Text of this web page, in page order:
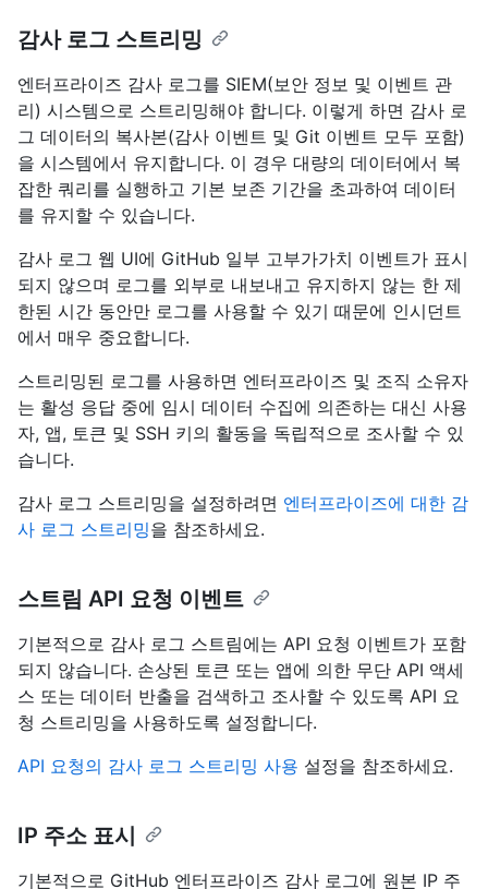
감사 로그 스트리밍
엔터프라이즈 감사 로그를 SIEM(보안 정보 및 이벤트 관
리) 시스템으로 스트리밍해야 합니다. 이렇게 하면 감사 로
그 데이터의 복사본(감사 이벤트 및 Git 이벤트 모두 포함)
을 시스템에서 유지합니다. 이 경우 대량의 데이터에서 복
잡한 쿼리를 실행하고 기본 보존 기간을 초과하여 데이터
를 유지할 수 있습니다.
감사 로그 웹 UI에 GitHub 일부 고부가가치 이벤트가 표시
되지 않으며 로그를 외부로 내보내고 유지하지 않는 한 제
한된 시간 동안만 로그를 사용할 수 있기 때문에 인시던트
에서 매우 중요합니다.
스트리밍된 로그를 사용하면 엔터프라이즈 및 조직 소유자
는 활성 응답 중에 임시 데이터 수집에 의존하는 대신 사용
자, 앱, 토큰 및 SSH 키의 활동을 독립적으로 조사할 수 있
습니다.
감사 로그 스트리밍을 설정하려면 엔터프라이즈에 대한 감
사 로그 스트리밍을 참조하세요.
스트림 API 요청 이벤트
기본적으로 감사 로그 스트림에는 API 요청 이벤트가 포함
되지 않습니다. 손상된 토큰 또는 앱에 의한 무단 API 액세
스 또는 데이터 반출을 검색하고 조사할 수 있도록 API 요
청 스트리밍을 사용하도록 설정합니다.
API 요청의 감사 로그 스트리밍 사용 설정을 참조하세요.
IP 주소 표시
기본적으로 GitHub 엔터프라이즈 감사 로그에 원본 IP 주